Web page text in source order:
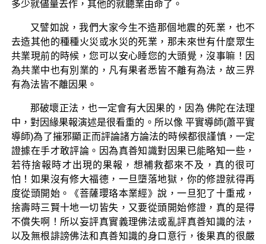
多少就儘量去作，其他的就聽業由命了。
又譬如說，我們大家今生不造那個地震的死業，也不
去造其他的種種火災或水災的死業，那未來世有什麼眾生
共業現前的時候，您可以安心睡您的大頭覺，沒事嘛！因
為共業中也有別業的，凡有果者悉皆不離有為法，故三界
有為法皆不離因果。
那破壞正法，也一定會有大因果的，因為 佛陀在法理
中，對因緣果報演述是很看重的。所以像 平實導師(蕭平實
導師)為了摧邪顯正而評論諸方論法的時候都很謹慎，一定
證據在手才敢評論。因為真善知識對因果已能略知一些，
若待捨報時才出現的果報，想補救都來不及，真的很可
怕！如果沒有修大福德，一旦墮落地獄，你的修證就得再
度從頭開始。《菩薩瓔珞本業經》說，一旦犯了十重戒，
捨壽時三賢十地一切皆失，又要從頭開始修證，真的是得
不償失啊！所以妄評真實義理佛法或亂評真善知識的法，
以及無根誹謗佛法和真善知識的身口意行，後果真的很嚴